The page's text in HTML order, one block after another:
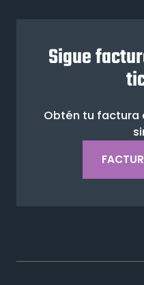
Sigue
Obtén tu factura